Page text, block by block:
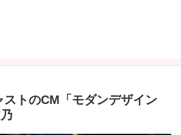
ストのCM「モダンデザイン